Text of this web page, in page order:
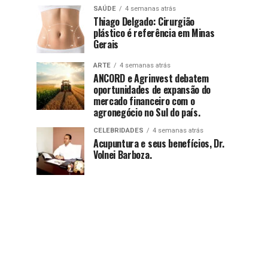
SAÚDE 4 semanas atrás
Thiago Delgado: Cirurgião
plástico é referência em Minas
Gerais
ARTE 4 semanas atrás
ANCORD e Agrinvest debatem
oportunidades de expansão do
mercado financeiro com o
agronegócio no Sul do país.
CELEBRIDADES 4 semanas atrás
Acupuntura e seus benefícios, Dr.
Volnei Barboza.